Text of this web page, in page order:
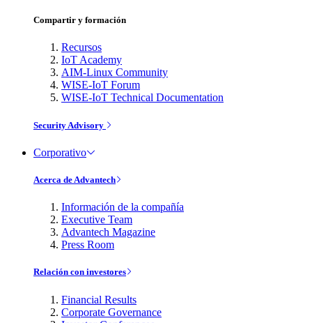
Compartir y formación
Recursos
IoT Academy
AIM-Linux Community
WISE-IoT Forum
WISE-IoT Technical Documentation
Security Advisory
Corporativo
Acerca de Advantech
Información de la compañía
Executive Team
Advantech Magazine
Press Room
Relación con investores
Financial Results
Corporate Governance